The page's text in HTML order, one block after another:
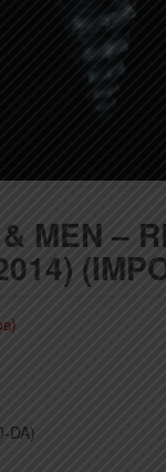
MEN –
DA)